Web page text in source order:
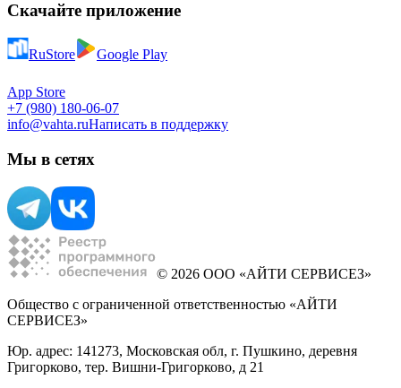
Скачайте приложение
RuStore Google Play
App Store
+7 (980) 180-06-07
info@vahta.ruНаписать в поддержку
Мы в сетях
© 2026 ООО «АЙТИ СЕРВИСЕЗ»
Общество с ограниченной ответственностью «АЙТИ
СЕРВИСЕЗ»
Юр. адрес: 141273, Московская обл, г. Пушкино, деревня
Григорково, тер. Вишни-Григорково, д 21